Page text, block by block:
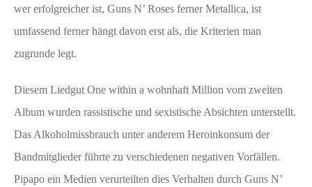
wer erfolgreicher ist, Guns N’ Roses ferner Metallica, ist
umfassend ferner hängt davon erst als, die Kriterien man
zugrunde legt.
Diesem Liedgut One within a wohnhaft Million vom zweiten
Album wurden rassistische und sexistische Absichten unterstellt.
Das Alkoholmissbrauch unter anderem Heroinkonsum der
Bandmitglieder führte zu verschiedenen negativen Vorfällen.
Pipapo ein Medien verurteilten dies Verhalten durch Guns N’